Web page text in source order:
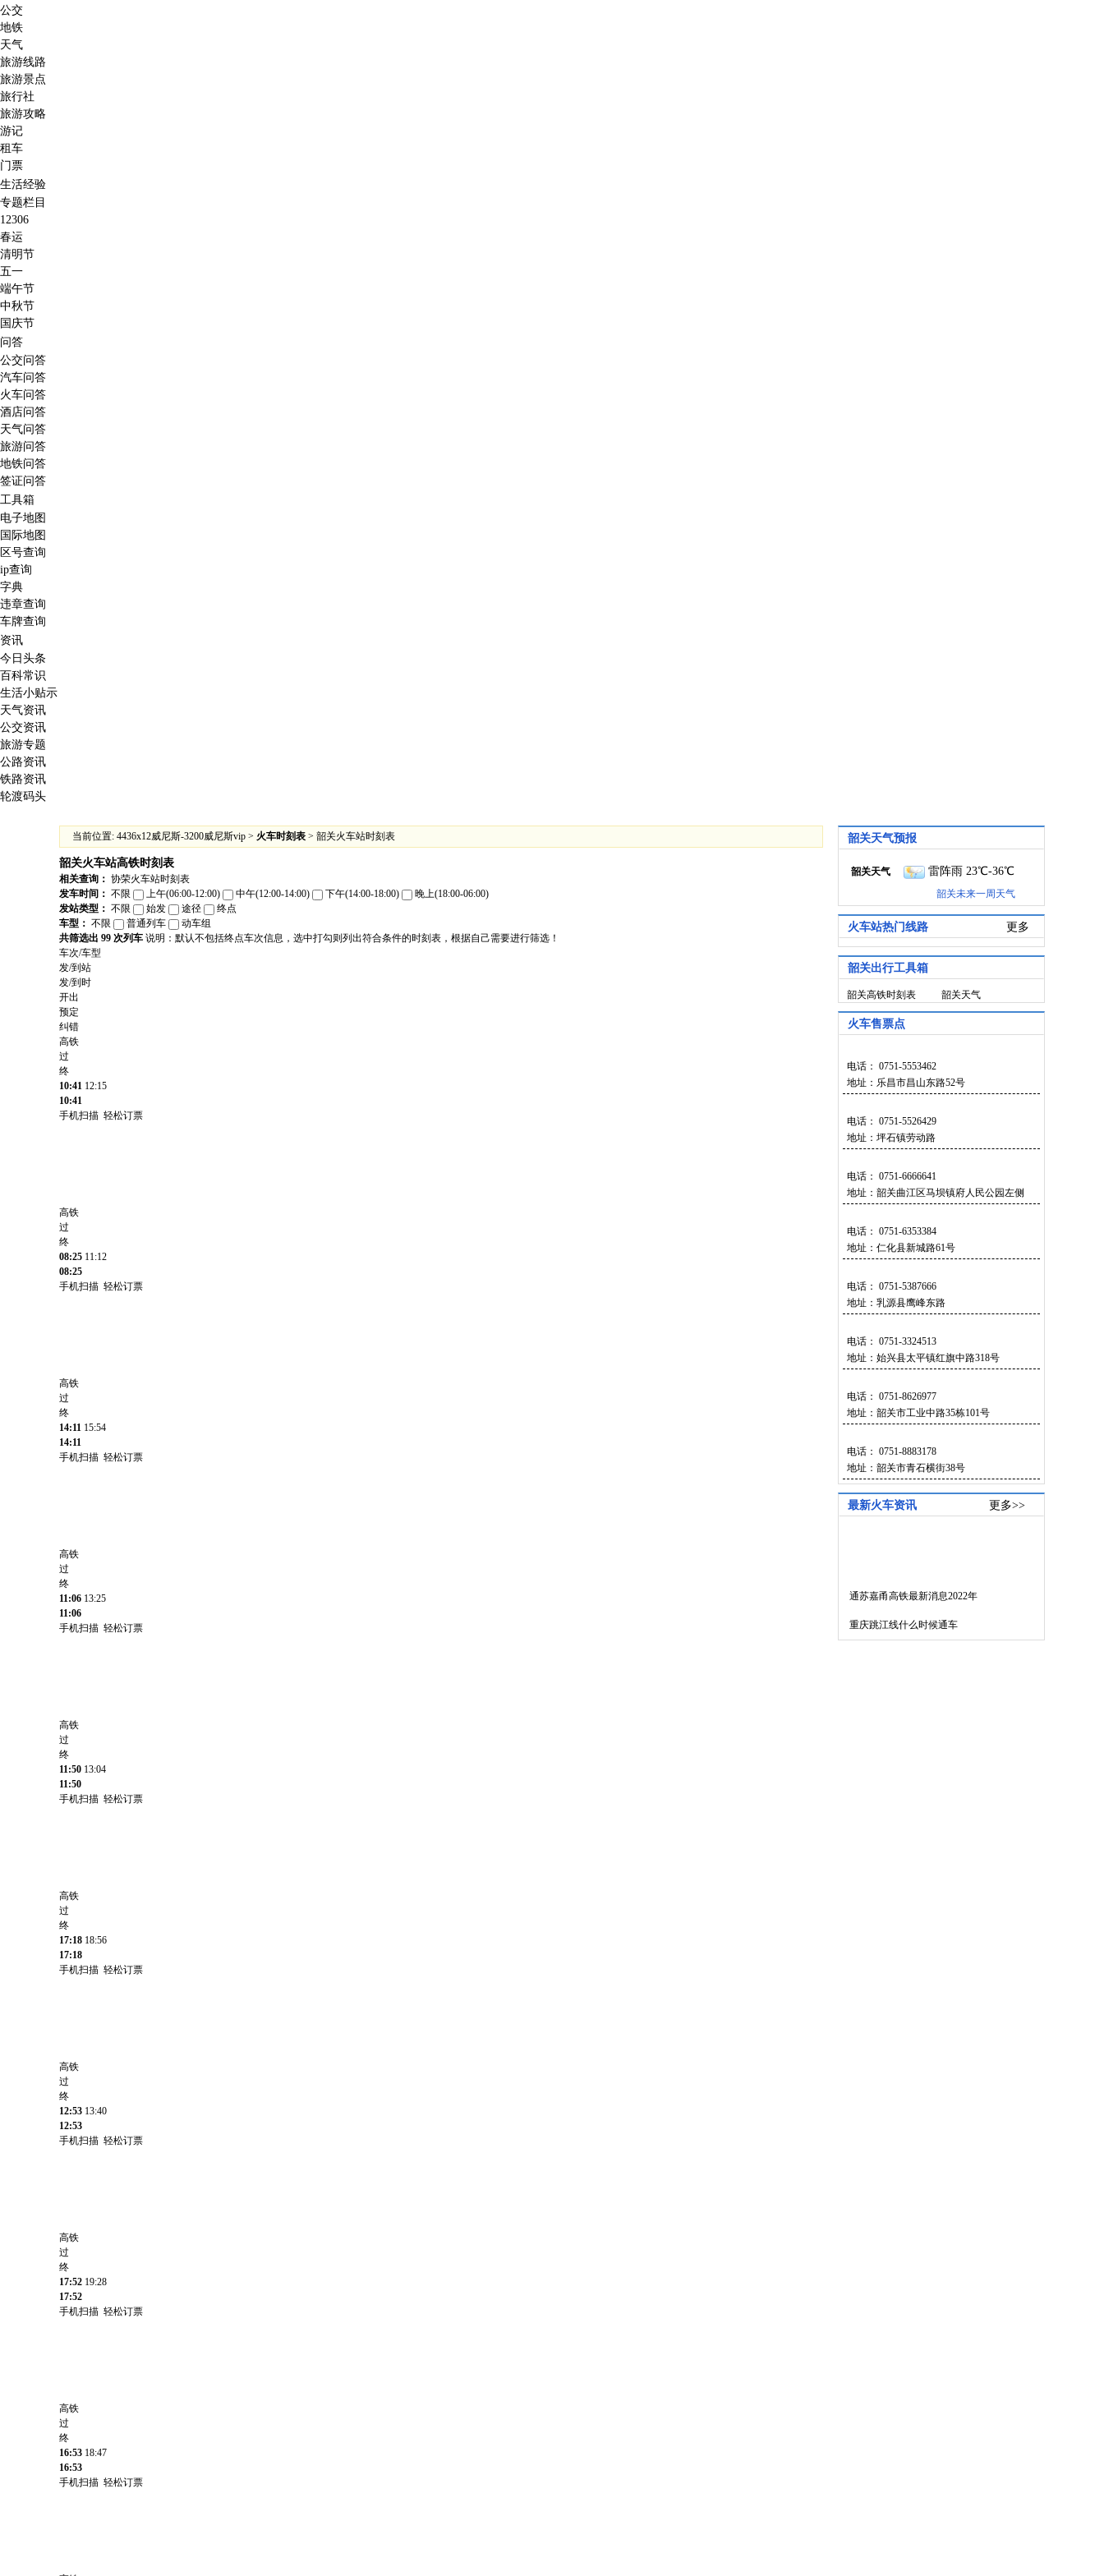
公交
地铁
天气
旅游线路
旅游景点
旅行社
旅游攻略
游记
租车
门票
生活经验
专题栏目
12306
春运
清明节
五一
端午节
中秋节
国庆节
问答
公交问答
汽车问答
火车问答
酒店问答
天气问答
旅游问答
地铁问答
签证问答
工具箱
电子地图
国际地图
区号查询
ip查询
字典
违章查询
车牌查询
资讯
今日头条
百科常识
生活小贴示
天气资讯
公交资讯
旅游专题
公路资讯
铁路资讯
轮渡码头
当前位置: 4436x12威尼斯-3200威尼斯vip > 火车时刻表 > 韶关火车站时刻表
韶关火车站高铁时刻表
相关查询： 协荣火车站时刻表
发车时间： 不限 上午(06:00-12:00) 中午(12:00-14:00) 下午(14:00-18:00)
晚上(18:00-06:00)
发站类型： 不限 始发 途径
终点
车型： 不限 普通列车
动车组
共筛选出 99 次列车 说明：默认不包括终点车次信息，选中打勾则列出符合条件的时刻表，根据自己需要进行筛选！
车次/车型
发/到站
发/到时
开出
预定
纠错
高铁
过
终
10:41 12:15
10:41
手机扫描 轻松订票
高铁
过
终
08:25 11:12
08:25
手机扫描 轻松订票
高铁
过
终
14:11 15:54
14:11
手机扫描 轻松订票
高铁
过
终
11:06 13:25
11:06
手机扫描 轻松订票
高铁
过
终
11:50 13:04
11:50
手机扫描 轻松订票
高铁
过
终
17:18 18:56
17:18
手机扫描 轻松订票
高铁
过
终
12:53 13:40
12:53
手机扫描 轻松订票
高铁
过
终
17:52 19:28
17:52
手机扫描 轻松订票
高铁
过
终
16:53 18:47
16:53
手机扫描 轻松订票
韶关天气预报
韶关天气 雷阵雨 23℃-36℃
韶关未来一周天气
火车站热门线路 更多
韶关出行工具箱
韶关高铁时刻表 韶关天气
火车售票点
电话： 0751-5553462
地址：乐昌市昌山东路52号
电话： 0751-5526429
地址：坪石镇劳动路
电话： 0751-6666641
地址：韶关曲江区马坝镇府人民公园左侧
电话： 0751-6353384
地址：仁化县新城路61号
电话： 0751-5387666
地址：乳源县鹰峰东路
电话： 0751-3324513
地址：始兴县太平镇红旗中路318号
电话： 0751-8626977
地址：韶关市工业中路35栋101号
电话： 0751-8883178
地址：韶关市青石横街38号
最新火车资讯 更多>>
通苏嘉甬高铁最新消息2022年
重庆跳江线什么时候通车